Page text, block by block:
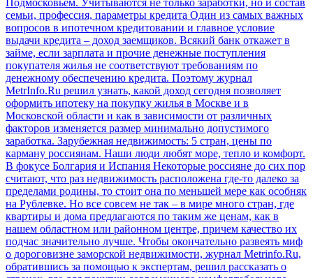
семьи, профессия, параметры кредита Один из самых важных
вопросов в ипотечном кредитовании и главное условие
выдачи кредита – доход заемщиков. Всякий банк откажет в
займе, если зарплата и прочие денежные поступления
покупателя жилья не соответствуют требованиям по
денежному обеспечению кредита. Поэтому журнал
MetrInfo.Ru решил узнать, какой доход сегодня позволяет
оформить ипотеку на покупку жилья в Москве и в
Московской области и как в зависимости от различных
факторов изменяется размер минимально допустимого
заработка. Зарубежная недвижимость: 5 стран, цены по
карману россиянам. Наши люди любят море, тепло и комфорт.
В фокусе Болгария и Испания Некоторые россияне до сих пор
считают, что раз недвижимость расположена где-то далеко за
пределами родины, то стоит она по меньшей мере как особняк
на Рублевке. Но все совсем не так – в мире много стран, где
квартиры и дома предлагаются по таким же ценам, как в
нашем областном или районном центре, причем качество их
подчас значительно лучше. Чтобы окончательно развеять миф
о дороговизне заморской недвижимости, журнал Metrinfo.Ru,
обратившись за помощью к экспертам, решил рассказать о